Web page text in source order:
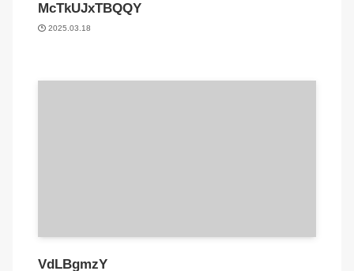
McTkUJxTBQQY
2025.03.18
VdLBgmzY